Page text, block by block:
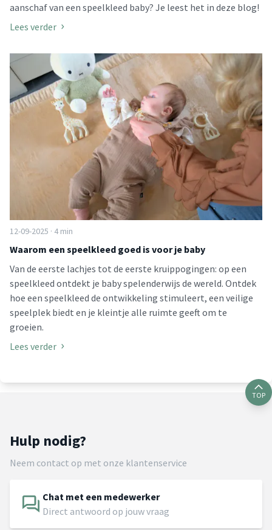
aanschaf van een speelkleed baby? Je leest het in deze blog!
Lees verder
12-09-2025 · 4 min
Waarom een speelkleed goed is voor je baby
Van de eerste lachjes tot de eerste kruippogingen: op een
speelkleed ontdekt je baby spelenderwijs de wereld. Ontdek
hoe een speelkleed de ontwikkeling stimuleert, een veilige
speelplek biedt en je kleintje alle ruimte geeft om te
groeien.
Lees verder
TOP
Hulp nodig?
Neem contact op met onze klantenservice
Chat met een medewerker
Direct antwoord op jouw vraag